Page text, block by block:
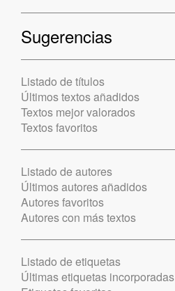
Sugerencias
Listado de títulos
Últimos textos añadidos
Textos mejor valorados
Textos favoritos
Listado de autores
Últimos autores añadidos
Autores favoritos
Autores con más textos
Listado de etiquetas
Últimas etiquetas incorporadas